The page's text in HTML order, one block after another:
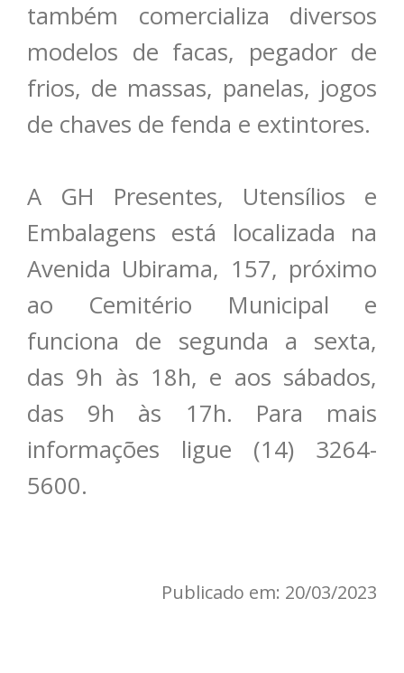
também comercializa diversos
modelos de facas, pegador de
frios, de massas, panelas, jogos
de chaves de fenda e extintores.
A GH Presentes, Utensílios e
Embalagens está localizada na
Avenida Ubirama, 157, próximo
ao Cemitério Municipal e
funciona de segunda a sexta,
das 9h às 18h, e aos sábados,
das 9h às 17h. Para mais
informações ligue (14) 3264-
5600.
Publicado em: 20/03/2023